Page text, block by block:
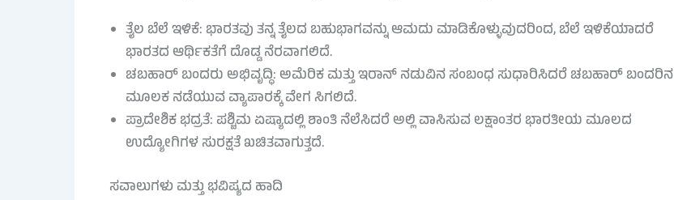
ತೈಲ ಬೆಲೆ ಇಳಿಕೆ: ಭಾರತವು ತನ್ನ ತೈಲದ ಬಹುಭಾಗವನ್ನು ಆಮದು ಮಾಡಿಕೊಳ್ಳುವುದರಿಂದ, ಬೆಲೆ ಇಳಿಕೆಯಾದರೆ
ಭಾರತದ ಆರ್ಥಿಕತೆಗೆ ದೊಡ್ಡ ನೆರವಾಗಲಿದೆ.
ಚಬಹಾರ್ ಬಂದರು ಅಭಿವೃದ್ಧಿ: ಅಮೆರಿಕ ಮತ್ತು ಇರಾನ್ ನಡುವಿನ ಸಂಬಂಧ ಸುಧಾರಿಸಿದರೆ ಚಬಹಾರ್ ಬಂದರಿನ
ಮೂಲಕ ನಡೆಯುವ ವ್ಯಾಪಾರಕ್ಕೆ ವೇಗ ಸಿಗಲಿದೆ.
ಪ್ರಾದೇಶಿಕ ಭದ್ರತೆ: ಪಶ್ಚಿಮ ಏಷ್ಯಾದಲ್ಲಿ ಶಾಂತಿ ನೆಲೆಸಿದರೆ ಅಲ್ಲಿ ವಾಸಿಸುವ ಲಕ್ಷಾಂತರ ಭಾರತೀಯ ಮೂಲದ
ಉದ್ಯೋಗಿಗಳ ಸುರಕ್ಷತೆ ಖಚಿತವಾಗುತ್ತದೆ.
ಸವಾಲುಗಳು ಮತ್ತು ಭವಿಷ್ಯದ ಹಾದಿ